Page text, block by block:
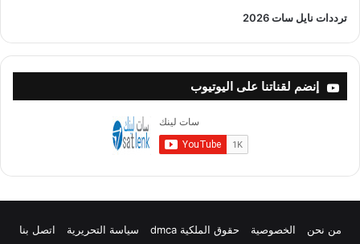
ترددات نايل سات 2026
إنضم لقناتنا على اليوتيوب
من نحن الخصوصية حقوق الملكية dmca سياسة التحريرية اتصل بنا